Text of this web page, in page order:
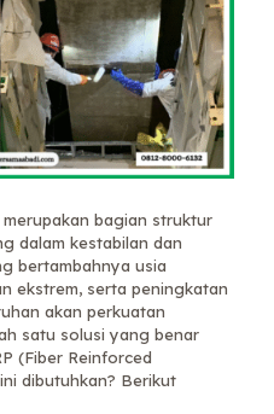
bagian struktur
dalam kestabilan dan
bertambahnya usia
ekstrem, serta peningkatan
akan perkuatan
satu solusi yang benar
(Fiber Reinforced
dibutuhkan? Berikut